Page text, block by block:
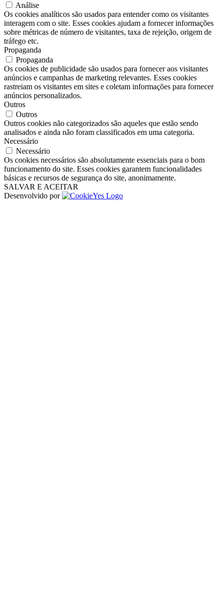
Análise
Os cookies analíticos são usados ​​para entender como os visitantes
interagem com o site. Esses cookies ajudam a fornecer informações
sobre métricas de número de visitantes, taxa de rejeição, origem de
tráfego etc.
Propaganda
Propaganda
Os cookies de publicidade são usados ​​para fornecer aos visitantes
anúncios e campanhas de marketing relevantes. Esses cookies
rastreiam os visitantes em sites e coletam informações para fornecer
anúncios personalizados.
Outros
Outros
Outros cookies não categorizados são aqueles que estão sendo
analisados ​​e ainda não foram classificados em uma categoria.
Necessário
Necessário
Os cookies necessários são absolutamente essenciais para o bom
funcionamento do site. Esses cookies garantem funcionalidades
básicas e recursos de segurança do site, anonimamente.
SALVAR E ACEITAR
Desenvolvido por